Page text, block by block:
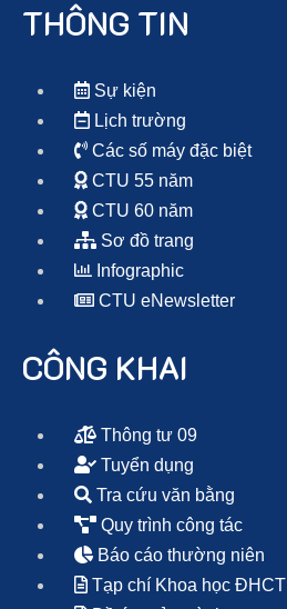
THÔNG TIN
Sự kiện
Lịch trường
Các số máy đặc biệt
CTU 55 năm
CTU 60 năm
Sơ đồ trang
Infographic
CTU eNewsletter
CÔNG KHAI
Thông tư 09
Tuyển dụng
Tra cứu văn bằng
Quy trình công tác
Báo cáo thường niên
Tạp chí Khoa học ĐHCT